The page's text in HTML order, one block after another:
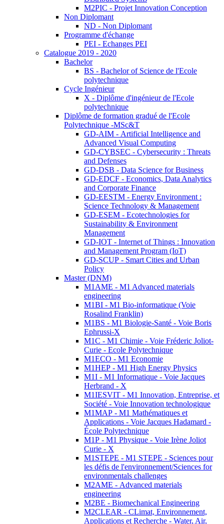
M2PIC - Projet Innovation Conception
Non Diplomant
ND - Non Diplomant
Programme d'échange
PEI - Echanges PEI
Catalogue 2019 - 2020
Bachelor
BS - Bachelor of Science de l'Ecole
polytechnique
Cycle Ingénieur
X - Diplôme d'ingénieur de l'Ecole
polytechnique
Diplôme de formation gradué de l'Ecole
Polytechnique -MSc&T
GD-AIM - Artificial Intelligence and
Advanced Visual Computing
GD-CYBSEC - Cybersecurity : Threats
and Defenses
GD-DSB - Data Science for Business
GD-EDCF - Economics, Data Analytics
and Corporate Finance
GD-EESTM - Energy Environment :
Science Technology & Management
GD-ESEM - Ecotechnologies for
Sustainability & Environment
Management
GD-IOT - Internet of Things : Innovation
and Management Program (IoT)
GD-SCUP - Smart Cities and Urban
Policy
Master (DNM)
M1AME - M1 Advanced materials
engineering
M1BI - M1 Bio-informatique (Voie
Rosalind Franklin)
M1BS - M1 Biologie-Santé - Voie Boris
Ephrussi-X
M1C - M1 Chimie - Voie Fréderic Joliot-
Curie - Ecole Polytechnique
M1ECO - M1 Economie
M1HEP - M1 High Energy Physics
M1I - M1 Informatique - Voie Jacques
Herbrand - X
M1IESVIT - M1 Innovation, Entreprise, et
Société - Voie Innovation technologique
M1MAP - M1 Mathématiques et
Applications - Voie Jacques Hadamard -
École Polytechnique
M1P - M1 Physique - Voie Irène Joliot
Curie - X
M1STEPE - M1 STEPE - Sciences pour
les défis de l'environnement/Sciences for
environmentals challenges
M2AME - Advanced materials
engineering
M2BE - Biomechanical Engineering
M2CLEAR - CLimat, Environnement,
Applications et Recherche - Water, Air,